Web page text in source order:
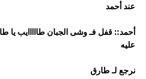
عند أحمد
أحمد:: قفل فـ وشى الجبان طااااايب يا
عليه
نرجع لـ طارق